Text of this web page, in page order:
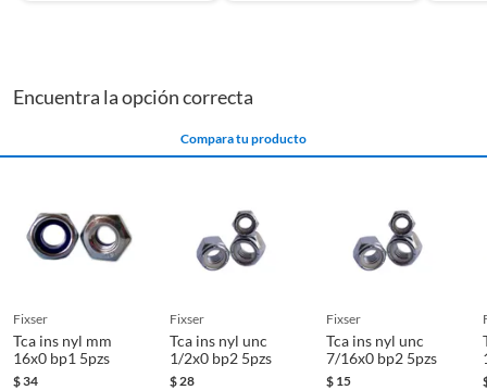
Encuentra la opción correcta
Compara tu producto
fixser
Tca ins nyl mm
16x0 bp1 5pzs
$34
fixser
Tca ins nyl unc
1/2x0 bp2 5pzs
$ 28
fixser
Tca ins nyl unc
7/16x0 bp2 5pzs
$ 15